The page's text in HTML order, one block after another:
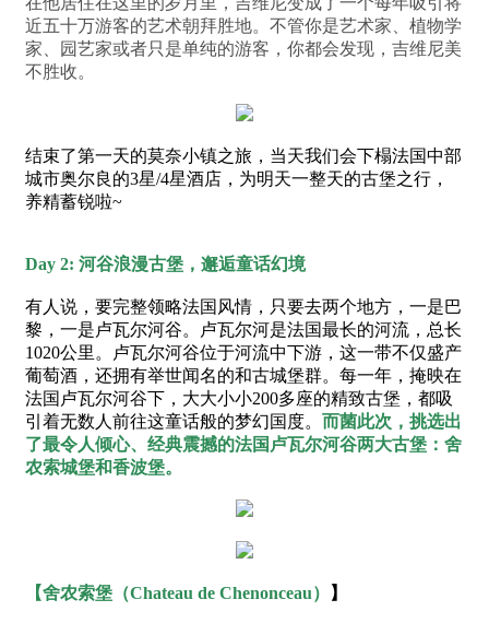
近五十万游客的艺术朝拜胜地。 不管你是艺术家、植物学
家、园艺家或者只是单纯的游客， 你都会发现，吉维尼美
不胜收。
结束了第一天的莫奈小镇之旅，当天我们会下榻法国中部
城市奥尔良的3星/4星酒店，为明天一整天的古堡之行，
养精蓄锐啦~
Day 2: 河谷浪漫古堡，邂逅童话幻境
有人说，要完整领略法国风情，只要去两个地方，一是巴
黎，一是卢瓦尔河谷。卢瓦尔河是法国最长的河流，总长
1020公里。卢瓦尔河谷位于河流中下游，这一带不仅盛产
葡萄酒，还拥有举世闻名的和古城堡群。每一年，掩映在
法国卢瓦尔河谷下，大大小小200多座的精致古堡，都吸
引着无数人前往这童话般的梦幻国度。 而菌此次，挑选出
了最令人倾心、经典震撼的法国卢瓦尔河谷两大古堡： 舍
农索城堡和香波堡。
【舍农索堡（Chateau de Chenonceau） 】